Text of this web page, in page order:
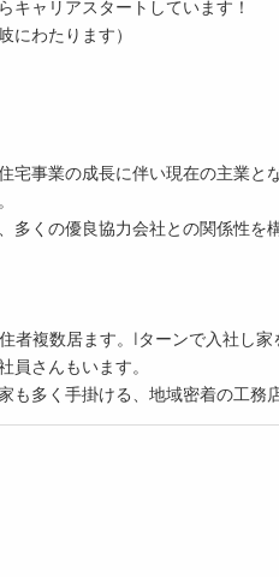
ャリアスタートしています！
にわたります）
宅事業の成⾧に伴い現在の主業と
多くの優良協力会社との関係性を
者複数居ます。Iターンで入社し家
員さんもいます。
多く手掛ける、地域密着の工務店